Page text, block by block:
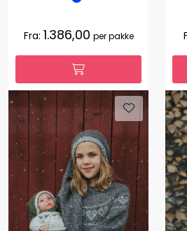
Fra: 1.386,00 per pakke